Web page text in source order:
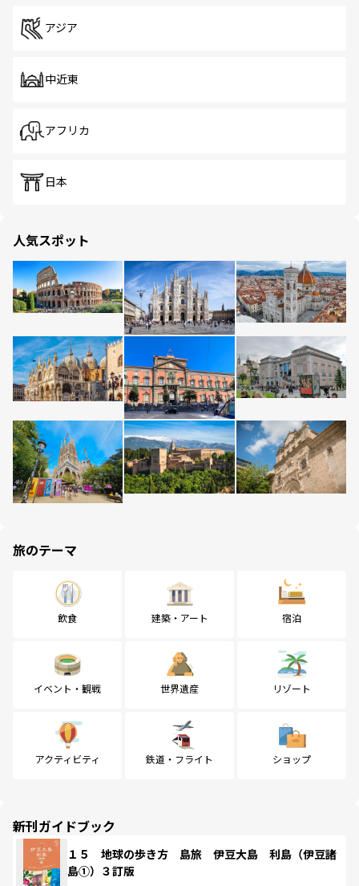
アジア
中近東
アフリカ
日本
人気スポット
旅のテーマ
飲食 建築・アート 宿泊
イベント・観戦 世界遺産 リゾート
アクティビティ 鉄道・フライト ショップ
新刊ガイドブック
１５ 地球の歩き方 島旅 伊豆大島 利島（伊豆諸
島①）３訂版